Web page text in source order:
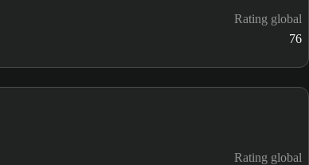
Rating global
76
Rating global